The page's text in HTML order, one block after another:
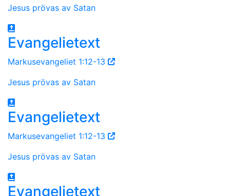
Jesus prövas av Satan
Evangelietext
Markusevangeliet 1:12-13
Jesus prövas av Satan
Evangelietext
Markusevangeliet 1:12-13
Jesus prövas av Satan
Evangelietext